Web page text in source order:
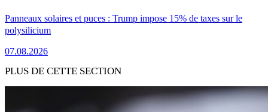
Panneaux solaires et puces : Trump impose 15% de taxes sur le
polysilicium
07.08.2026
PLUS DE CETTE SECTION